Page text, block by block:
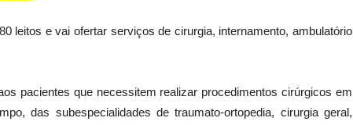
leitos e vai ofertar serviços de cirurgia, internamento, ambulatório
pacientes que necessitem realizar procedimentos cirúrgicos em
das subespecialidades de traumato-ortopedia, cirurgia geral,